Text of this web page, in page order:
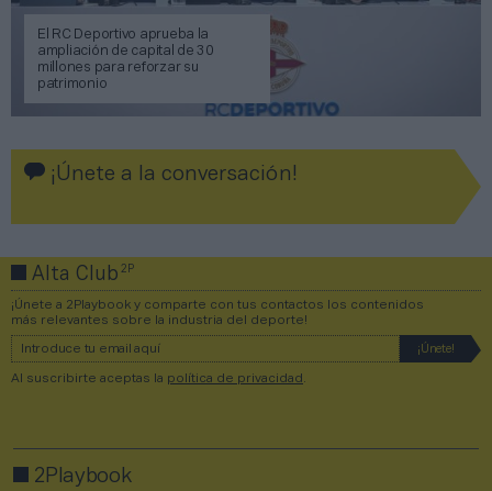
El RC Deportivo aprueba la
ampliación de capital de 30
millones para reforzar su
patrimonio
¡Únete a la conversación!
Alta Club2P
¡Únete a 2Playbook y comparte con tus contactos los contenidos
más relevantes sobre la industria del deporte!
Al suscribirte aceptas la política de privacidad
2Playbook